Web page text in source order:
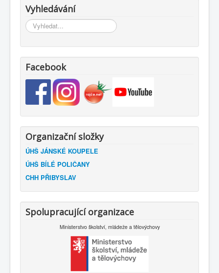
Vyhledávání
Vyhledávání...
Facebook
Organizační složky
ÚHŠ JÁNSKÉ KOUPELE
ÚHŠ BÍLÉ POLIČANY
CHH PŘIBYSLAV
Spolupracující organizace
Ministerstvo školství, mládeže a tělovýchovy